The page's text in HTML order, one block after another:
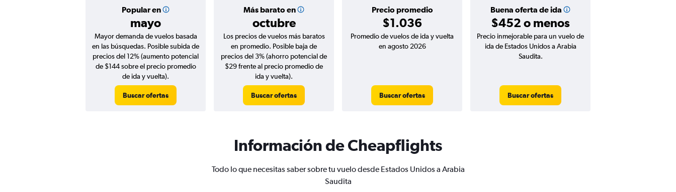
Popular en
mayo
Más barato en
octubre
Precio promedio
$1.036
Buena oferta de ida
$452 o menos
Mayor demanda de vuelos basada
en las búsquedas. Posible subida de
precios del 12% (aumento potencial
de $144 sobre el precio promedio
de ida y vuelta).
Buscar ofertas
Los precios de vuelos más baratos
en promedio. Posible baja de
precios del 3% (ahorro potencial de
$29 frente al precio promedio de
ida y vuelta).
Buscar ofertas
Promedio de vuelos de ida y vuelta
en agosto 2026
Buscar ofertas
Precio inmejorable para un vuelo de
ida de Estados Unidos a Arabia
Saudita.
Buscar ofertas
Información de Cheapflights
Todo lo que necesitas saber sobre tu vuelo desde Estados Unidos a Arabia
Saudita